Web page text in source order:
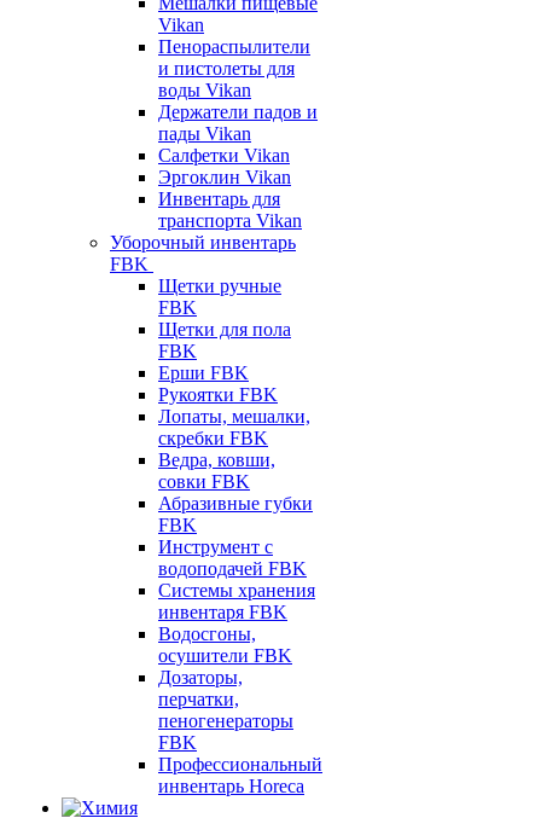
Vikan
Пенораспылители
и пистолеты для
воды Vikan
Держатели падов и
пады Vikan
Салфетки Vikan
Эргоклин Vikan
Инвентарь для
транспорта Vikan
Уборочный инвентарь
FBK
Щетки ручные
FBK
Щетки для пола
FBK
Ерши FBK
Рукоятки FBK
Лопаты, мешалки,
скребки FBK
Ведра, ковши,
совки FBK
Абразивные губки
FBK
Инструмент с
водоподачей FBK
Системы хранения
инвентаря FBK
Водосгоны,
осушители FBK
Дозаторы,
перчатки,
пеногенераторы
FBK
Профессиональный
инвентарь Horeca